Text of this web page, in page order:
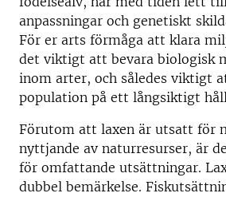
anpassningar och genetiskt
För er arts förmåga att klara
det viktigt att bevara biologisk
inom arter, och således viktigt
population på ett långsiktigt
Förutom att laxen är utsatt för
nyttjande av naturresurser, är
för omfattande utsättningar.
dubbel bemärkelse.